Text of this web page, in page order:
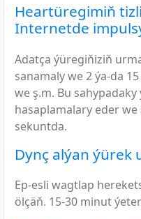
Heartüregimiň
Internetde
Adatça ýüregiňiziň
sanamaly we 2 ýa-da
we ş.m. Bu
hasaplamalary eder
sekuntda.
Dynç alýan ýürek
Ep-esli wagtlap
ölçäň. 15-30 minut